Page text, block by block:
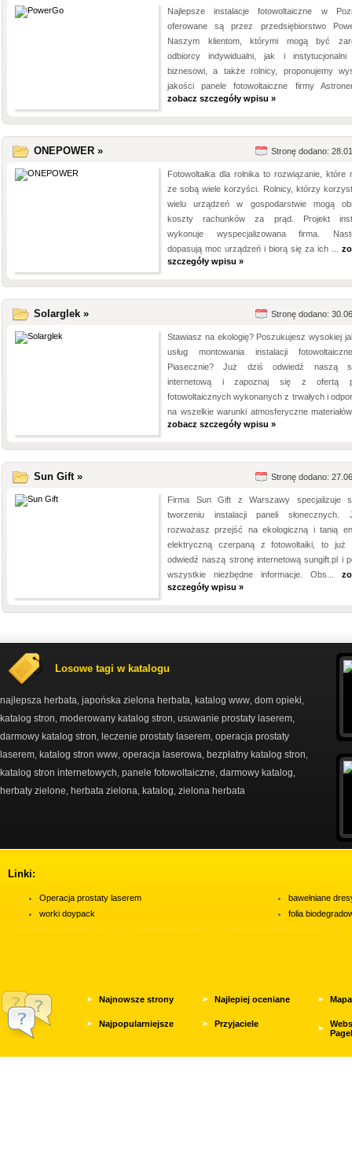
Najlepsze instalacje fotowoltaiczne w
oferowane są przez przedsiębiorstwo
Naszym klientom, którymi mogą być
odbiorcy indywidualni, jak i instytucjonalni
biznesowi, a także rolnicy, proponujemy
jakości panele fotowoltaiczne firmy
zobacz szczegóły wpisu »
ONEPOWER » Stronę dodano:
Fotowoltaika dla rolnika to rozwiązanie, które
ze sobą wiele korzyści. Rolnicy, którzy
wielu urządzeń w gospodarstwie mogą
koszty rachunków za prąd. Projekt
wykonuje wyspecjalizowana firma.
dopasują moc urządzeń i biorą się za ich ...
szczegóły wpisu »
Solarglek » Stronę dodano:
Stawiasz na ekologię? Poszukujesz wysokiej
usług montowania instalacji
Piasecznie? Już dziś odwiedź naszą
internetową i zapoznaj się z ofertą
fotowoltaicznych wykonanych z trwałych i
na wszelkie warunki atmosferyczne
zobacz szczegóły wpisu »
Sun Gift » Stronę dodano:
Firma Sun Gift z Warszawy specjalizuje
tworzeniu instalacji paneli słonecznych.
rozważasz przejść na ekologiczną i tanią
elektryczną czerpaną z fotowoltaiki, to już
odwiedź naszą stronę internetową sungift.pl i
wszystkie niezbędne informacje. Obs...
szczegóły wpisu »
Losowe tagi w katalogu
najlepsza herbata japońska zielona herbata katalog www dom opieki
katalog stron moderowany katalog stron usuwanie prostaty laserem
darmowy katalog stron leczenie prostaty laserem operacja prostaty
laserem katalog stron www operacja laserowa bezpłatny katalog stron
katalog stron internetowych panele fotowoltaiczne darmowy katalog
herbaty zielone herbata zielona katalog zielona herbata
Linki:
Operacja prostaty laserem
worki doypack
bawełniane
folia
Najnowsze strony Najlepiej oceniane
Najpopularniejsze Przyjaciele